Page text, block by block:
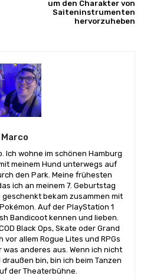
um den Charakter von
Saiteninstrumenten
hervorzuheben
Marco
Ich wohne im schönen Hamburg
meinem Hund unterwegs auf
den Park. Meine frühesten
ich an meinem 7. Geburtstag
geschenkt bekam zusammen mit
Auf der PlayStation 1
Bandicoot kennen und lieben.
Black Ops, Skate oder Grand
vor allem Rogue Lites und RPGs
anderes aus. Wenn ich nicht
bin, bin ich beim Tanzen
der Theaterbühne.